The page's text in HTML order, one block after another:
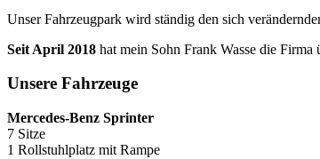
Unser Fahrzeugpark wird ständig den sich
Seit April 2018 hat mein Sohn Frank Wasse die
Unsere Fahrzeuge
Mercedes-Benz Sprinter
7 Sitze
1 Rollstuhlplatz mit Rampe